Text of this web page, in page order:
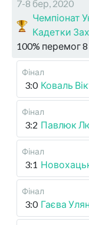
7-8 бер, 2020
Чемпіонат
Кадетки
100% перемог8
Фінал
3:0 Коваль
Фінал
3:2 Павлюк
Фінал
3:1
Фінал
3:0 Гаєва